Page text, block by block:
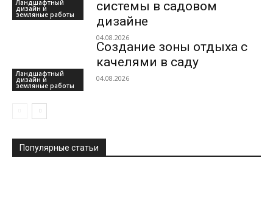
Ландшафтный
дизайн и
земляные работы
системы в садовом
дизайне
04.08.2026
Ландшафтный
дизайн и
земляные работы
Создание зоны отдыха с
качелями в саду
04.08.2026
Популярные статьи